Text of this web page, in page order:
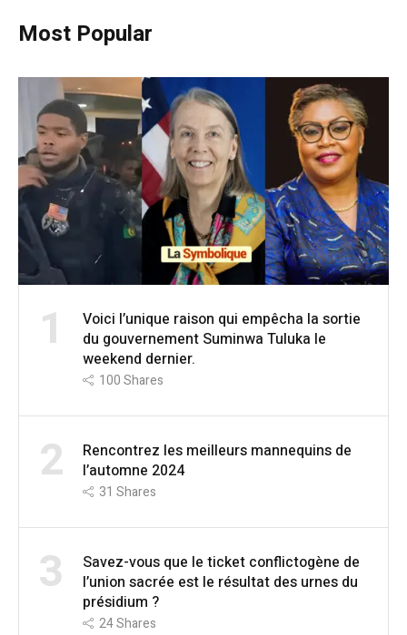
Most Popular
1
Voici l’unique raison qui empêcha la sortie
du gouvernement Suminwa Tuluka le
weekend dernier.
100Shares
2
Rencontrez les meilleurs mannequins de
l’automne 2024
31 Shares
3
Savez-vous que le ticket conflictogène de
l’union sacrée est le résultat des urnes du
présidium ?
24Shares